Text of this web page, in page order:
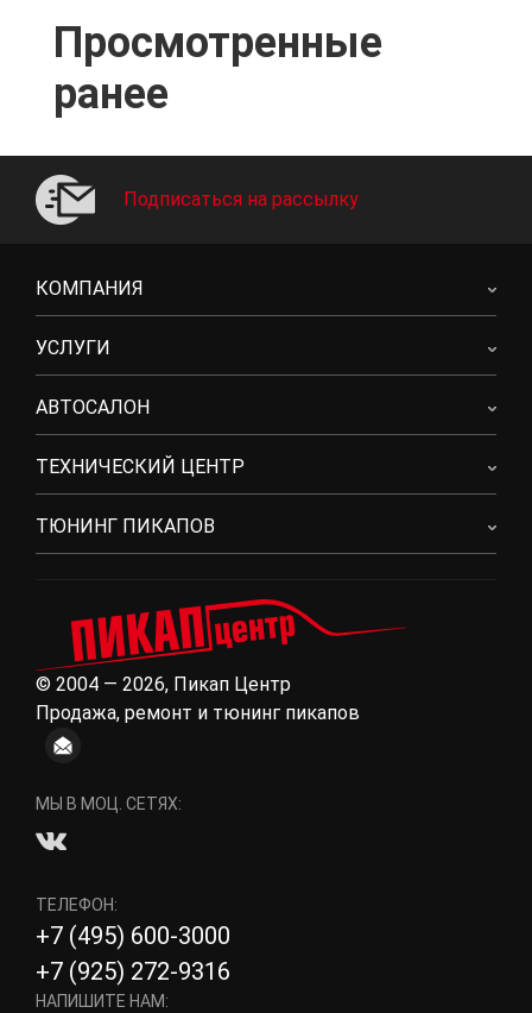
Просмотренные
ранее
Подписаться на рассылку
КОМПАНИЯ
УСЛУГИ
АВТОСАЛОН
ТЕХНИЧЕСКИЙ ЦЕНТР
ТЮНИНГ ПИКАПОВ
© 2004 — 2026, Пикап Центр
Продажа, ремонт и тюнинг пикапов
МЫ В МОЦ. СЕТЯХ:
ТЕЛЕФОН:
+7 (495) 600-3000
+7 (925) 272-9316
НАПИШИТЕ НАМ: